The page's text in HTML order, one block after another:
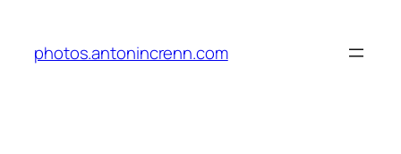
contenu
photos.antonincrenn.com